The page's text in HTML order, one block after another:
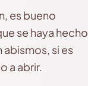
es bueno
se haya hecho
abismos, si es
a abrir.